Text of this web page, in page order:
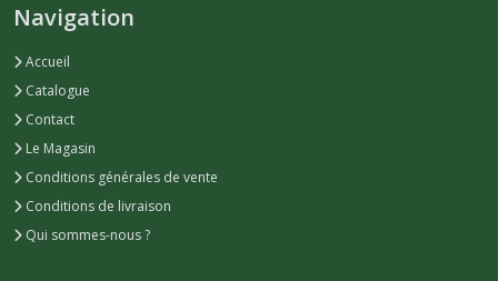
Navigation
Accueil
Catalogue
Contact
Le Magasin
Conditions générales de vente
Conditions de livraison
Qui sommes-nous ?